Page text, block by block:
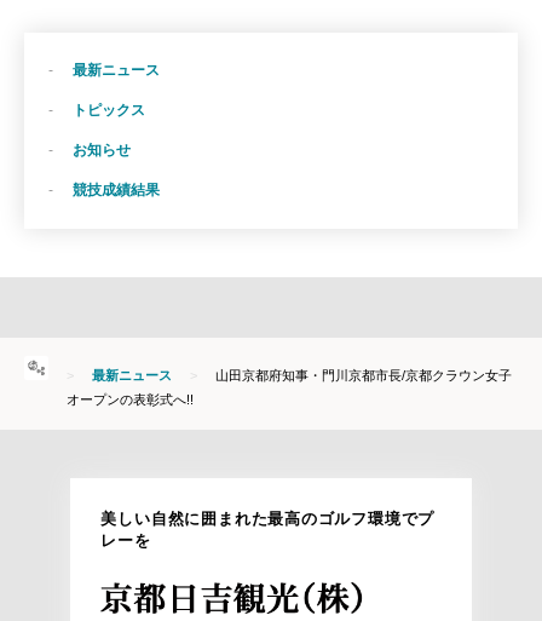
最新ニュース
トピックス
お知らせ
競技成績結果
最新ニュース
山田京都府知事・門川京都市長/京都クラウン女子
オープンの表彰式へ!!
美しい自然に囲まれた最高のゴルフ環境でプ
レーを